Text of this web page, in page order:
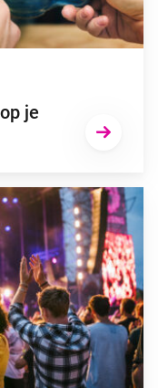
je
door (te) hard geluid”